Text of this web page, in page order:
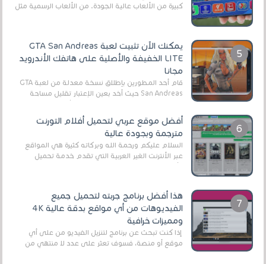
كبيرة من الألعاب عالية الجودة. من الألعاب الرسمية مثل
يمكنك الآن تثبيت لعبة GTA San Andreas
LITE الخفيفة والأصلية على هاتفك الأندرويد
مجانا
قام أحد المطورين بإطلاق نسخة معدلة من لعبة GTA
San Andreas حيث أخد بعين الإعتبار تقليل مساحة
أفضل موقع عربي لتحميل أفلام التورنت
مترجمة وبجودة عالية
السلام عليكم ورحمة الله وبركاته كثيرة هي المواقع
عبر الأنترنت الغير العربية التي تقدم خدمة تحميل
الأفلام على التورنت ، ومعظم هذه المواقع ل...
هذا أفضل برنامج جربته لتحميل جميع
الفيديوهات من أي مواقع بدقة عالية 4K
ومميزات خرافية
إذا كنت تبحث عن برنامج لتنزيل الفيديو من على أي
موقع أو منصة، فسوف تعثر على عدد لا منتهي من